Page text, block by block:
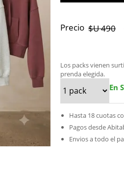
Precio $U 490
Los packs vienen
prenda elegida.
En
Hasta 18 cuotas
Pagos desde
Envios a todo el